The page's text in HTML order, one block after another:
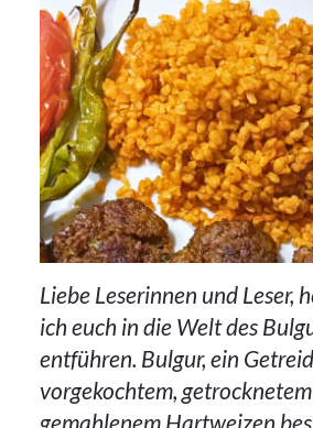
Liebe Leserinnen und Leser,
ich euch in die Welt des
entführen. Bulgur, ein
vorgekochtem,
gemahlenem Hartweizen